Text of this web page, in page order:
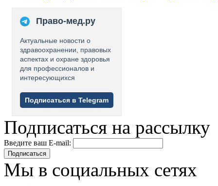
Право-мед.ру
Актуальные новости о
здравоохранении, правовых
аспектах и охране здоровья
для профессионалов и
интересующихся
Подписаться в Telegram
Подписаться на рассылку
Введите ваш E-mail:
Подписаться
Мы в социальных сетях